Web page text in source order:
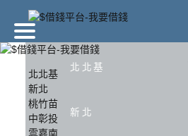
北北基
新北
北北基
新北
桃竹苗
中彰投
雲嘉南
北北基